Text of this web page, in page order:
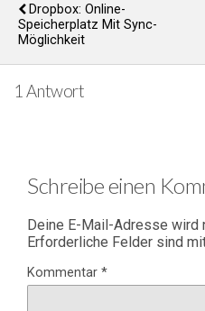
Dropbox: Online-
Speicherplatz Mit Sync-
Möglichkeit
1 Antwort
Schreibe einen
Deine E-Mail-Adresse wird
Erforderliche Felder sind
Kommentar *